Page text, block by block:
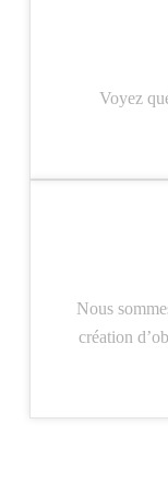
Voyez
Nous
création